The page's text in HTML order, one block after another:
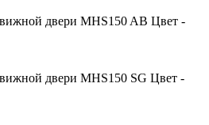
двери MHS150 AB Цвет -
двери MHS150 SG Цвет -